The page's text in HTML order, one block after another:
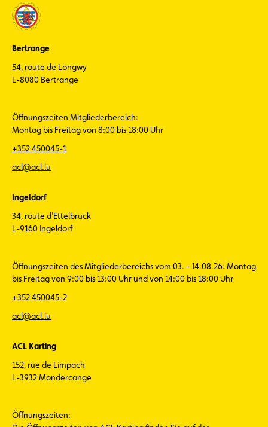
Bertrange
54, route de Longwy
L-8080 Bertrange
Öffnungszeiten Mitgliederbereich:
Montag bis Freitag von 8:00 bis 18:00 Uhr
+352 450045-1
acl@acl.lu
Ingeldorf
34, route d'Ettelbruck
L-9160 Ingeldorf
Öffnungszeiten des Mitgliederbereichs vom 03. - 14.08.26: Montag
bis Freitag von 9:00 bis 13:00 Uhr und von 14:00 bis 18:00 Uhr
+352 450045-2
acl@acl.lu
ACL Karting
152, rue de Limpach
L-3932 Mondercange
Öffnungszeiten: